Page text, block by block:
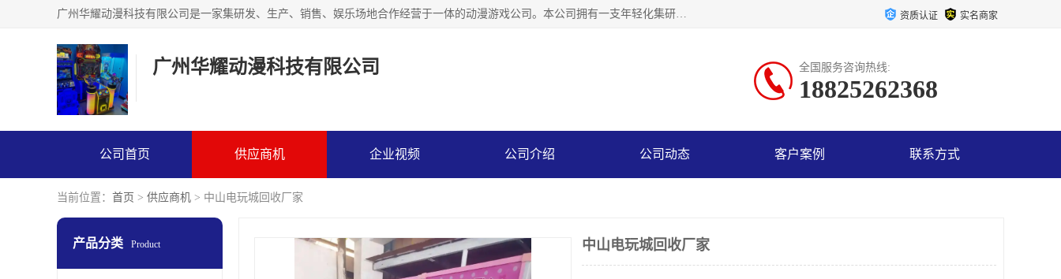
广州华耀动漫科技有限公司是一家集研发、生产、销售、娱乐场地合作经营于一体的动漫游戏公司。本公司拥有一支年轻化集研发生产到售后服务的队伍，及时地为客户提供、赚钱的产品。本公司以雄厚的实力、合理的价格、优良的服务与多家企业建立了长期的合作关系。热诚欢迎各界前来参观、考察、洽谈业务。目前公司经营的产品有：各种捕渔游戏机系列，大型模拟机系列、轮盘机系列、连线机系列、框体机系列、玛莉机系列等。 资质认证 实名商家
广州华耀动漫科技有限公司 全国服务咨询热线:
18825262368
公司首页 供应商机 企业视频 公司介绍 公司动态 客户案例 联系方式
当前位置： 首页 > 供应商机 > 中山电玩城回收厂家
产品分类 Product 中山电玩城回收厂家